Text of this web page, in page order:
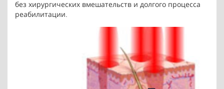
без хирургических вмешательств и долгого процесса
реабилитации.